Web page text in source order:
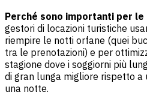
Perché sono importanti per
gestori di locazioni turistiche
riempire le notti orfane (quei
tra le prenotazioni) e per
stagione dove i soggiorni più
di gran lunga migliore rispetto a
una notte.